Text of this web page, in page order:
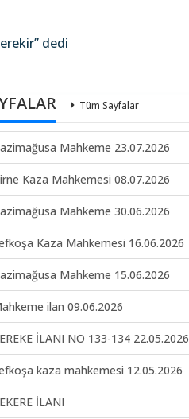
dedi
Tüm Sayfalar
Mahkeme 23.07.2026
Kaza Mahkemesi 08.07.2026
Mahkeme 30.06.2026
Kaza Mahkemesi 16.06.2026
Mahkeme 15.06.2026
ilan 09.06.2026
İLANI NO 133-134 22.05.2026
kaza mahkemesi 12.05.2026
İLANI